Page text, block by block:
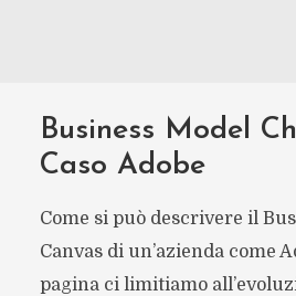
Business Model
Caso Adobe
Come si può descrivere il
Canvas di un’azienda come
pagina ci limitiamo